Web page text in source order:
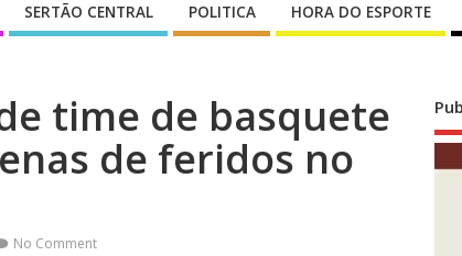
SERTÃO CENTRAL POLITICA HORA DO ESPORTE
time de basquete
de feridos no
No Comment